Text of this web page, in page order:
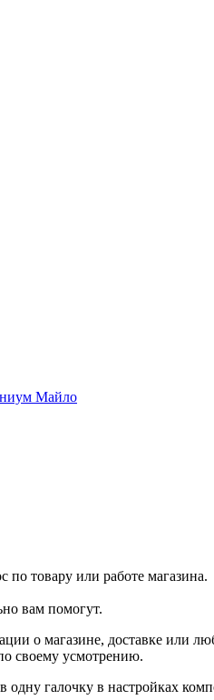
Майло
товару или работе магазина.
вам помогут.
о магазине, доставке или
своему усмотрению.
галочку в настройках